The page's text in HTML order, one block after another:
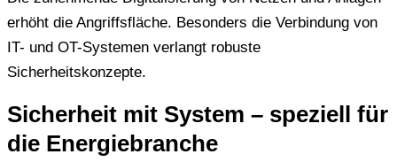
erhöht die Angriffsfläche. Besonders die Verbindung von
IT- und OT-Systemen verlangt robuste
Sicherheitskonzepte.
Sicherheit mit System – speziell für
die Energiebranche